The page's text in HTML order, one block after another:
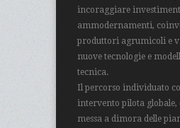
incoraggiare
ammodernamenti,
produttori agrumicoli e
nuove tecnologie e
tecnica.
Il percorso individuato
intervento pilota globale,
messa a dimora delle